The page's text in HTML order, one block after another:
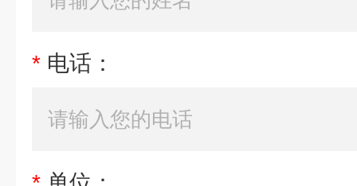
* 电话：